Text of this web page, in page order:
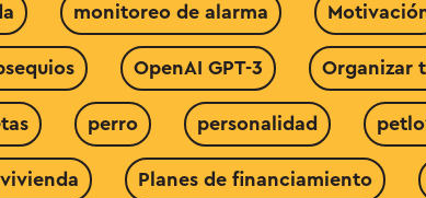
monitoreo de alarma
OpenAI GPT-3 Organizar
perro personalidad
Planes de financiamiento